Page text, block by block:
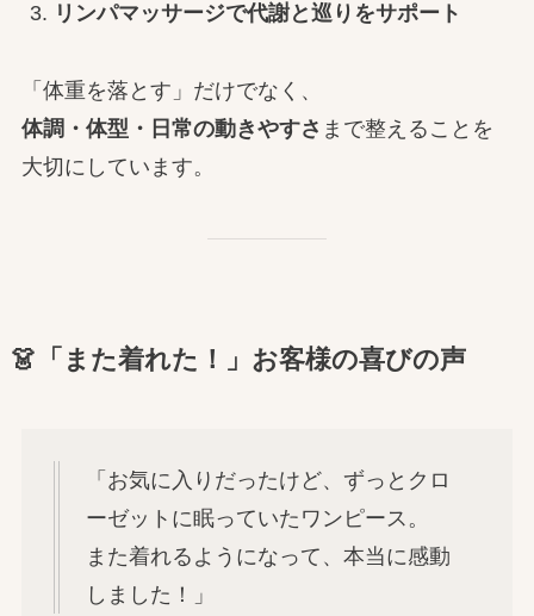
リンパマッサージで代謝と巡りをサポート
「体重を落とす」だけでなく、
体調・体型・日常の動きやすさ まで整えることを
大切にしています。
👗「また着れた！」お客様の喜びの声
「お気に入りだったけど、ずっとクロ
ーゼットに眠っていたワンピース。
また着れるようになって、本当に感動
しました！」